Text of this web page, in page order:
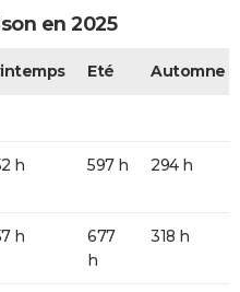
en 2025
Eté Automne
h 597 h 294 h
h
677
h
318 h